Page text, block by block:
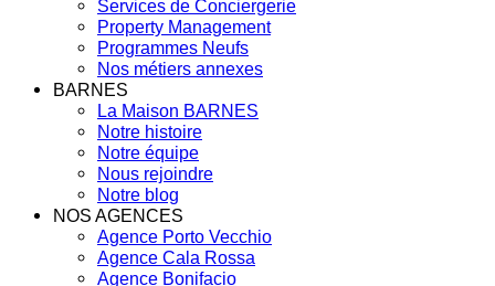
Services de Conciergerie
Property Management
Programmes Neufs
Nos métiers annexes
BARNES
La Maison BARNES
Notre histoire
Notre équipe
Nous rejoindre
Notre blog
NOS AGENCES
Agence Porto Vecchio
Agence Cala Rossa
Agence Bonifacio